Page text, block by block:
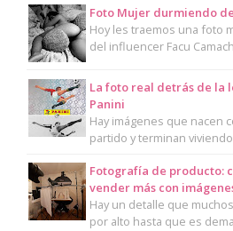
Foto Mujer durmiendo
Hoy les traemos una foto
del influencer Facu
La foto real detrás de la
Panini
Hay imágenes que nacen
partido y terminan
Fotografía de producto:
vender más con
Hay un detalle que
por alto hasta que es